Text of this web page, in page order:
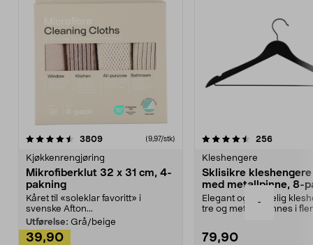
-
3809anmeldelser(9,97/stk)
Kjøkkenrengjøring
Mikrofiberklut 32 x 31 cm, 4-
pakning
Kåret til «soleklar favoritt» i
svenske Afton...
Utførelse: Grå/beige
39,90
4.5av 5 stjerner 256
Kleshengere
Sklisikre
med metallpinne, 8-
Elegant og skikkelig
tre og metall – finnes i
79,90
4.5av 5 stjerner